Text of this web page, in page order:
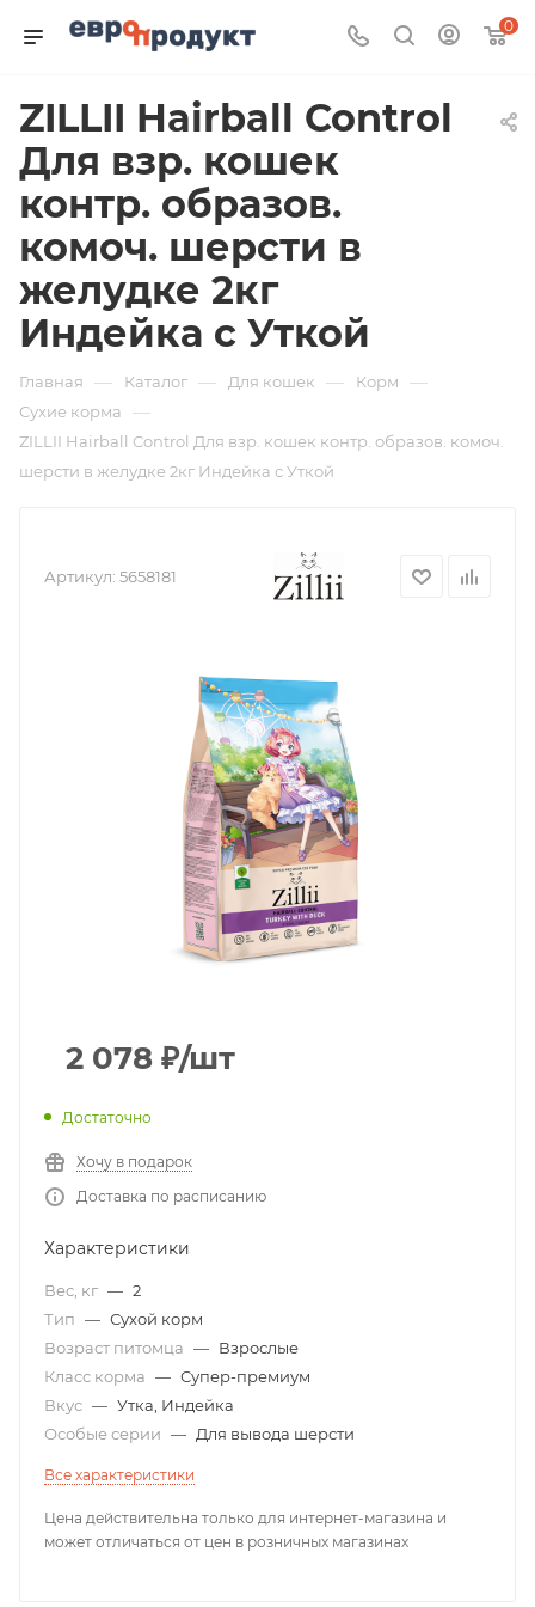
0
ZILLII Hairball Control
Для взр. кошек
контр. образов.
комоч. шерсти в
желудке 2кг
Индейка с Уткой
Главная — Каталог — Для кошек — Корм —
Сухие корма —
ZILLII Hairball Control Для взр. кошек контр. образов. комоч.
шерсти в желудке 2кг Индейка с Уткой
Артикул: 5658181
2 078 ₽/шт
Достаточно
Хочу в подарок
Доставка по расписанию
Характеристики
Вес, кг — 2
Тип — Сухой корм
Возраст питомца — Взрослые
Класс корма — Супер-премиум
Вкус — Утка, Индейка
Особые серии — Для вывода шерсти
Все характеристики
Цена действительна только для интернет-магазина и
может отличаться от цен в розничных магазинах